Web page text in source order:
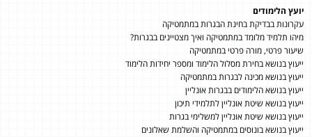
יועץ הלימודים
עקרונות בבדיקת בחינת הבגרות במתמטיקה
מיהו תלמיד מלומד במתמטיקה ואיך מצטיינים בבגרות?
שיעור פרטי, מורה פרטי במתמטיקה
ייעוץ בנושא בחירת מסלול הלימוד ומספר יחידות הלימוד
ייעוץ בנושא מכינה לבגרות במתמטיקה
ייעוץ בנושא הלימודים בבגרות אונליין
ייעוץ בנושא שיטת אונליין לתלמידי תיכון
ייעוץ בנושא שיטת אונליין למשלימי בגרות
ייעוץ בנושא בונוסים במתמטיקה והשלמת שאלונים